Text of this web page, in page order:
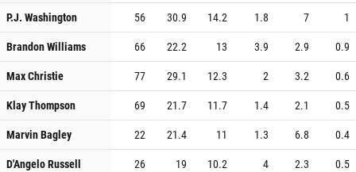
P.J. Washington
56 30.9 14.2 1.8 7
1
Brandon Williams
66 22.2 13 3.9 2.9
0.9
Max Christie
77 29.1 12.3 2 3.2
0.6
Klay Thompson
69 21.7 11.7 1.4 2.1
0.5
Marvin Bagley
22 21.4 11 1.3 6.8
0.4
D'Angelo Russell
26 19 10.2 4 2.3
0.5